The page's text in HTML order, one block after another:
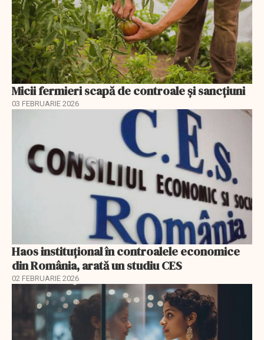
Micii fermieri scapă de controale și sancțiuni
03 FEBRUARIE 2026
Haos instituțional în controalele economice
din România, arată un studiu CES
02 FEBRUARIE 2026